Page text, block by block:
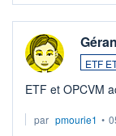
ETF
par pmourie1 •